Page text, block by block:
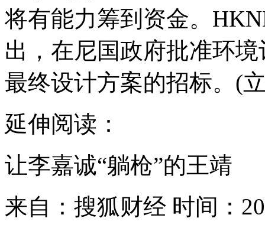
将有能力筹到资金。
出，在尼国政府批准环
最终设计方案的招标。(
延伸阅读：
让李嘉诚“躺枪”的王靖
来自：搜狐财经 时间：